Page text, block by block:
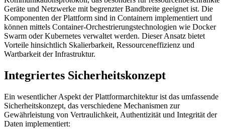
Geräte und Netzwerke mit begrenzter Bandbreite geeignet ist. Die
Komponenten der Plattform sind in Containern implementiert und
können mittels Container-Orchestrierungstechnologien wie Docker
Swarm oder Kubernetes verwaltet werden. Dieser Ansatz bietet
Vorteile hinsichtlich Skalierbarkeit, Ressourceneffizienz und
Wartbarkeit der Infrastruktur.
Integriertes Sicherheitskonzept
Ein wesentlicher Aspekt der Plattformarchitektur ist das umfassende
Sicherheitskonzept, das verschiedene Mechanismen zur
Gewährleistung von Vertraulichkeit, Authentizität und Integrität der
Daten implementiert: